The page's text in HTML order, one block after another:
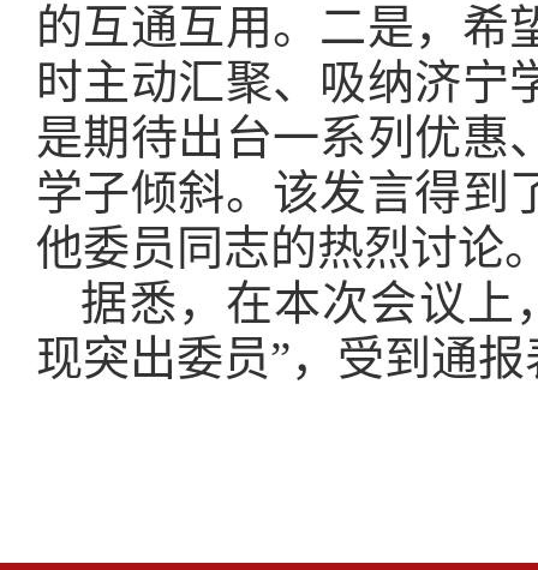
的互通互用。二是，希
时主动汇聚、吸纳济宁
是期待出台一系列优惠
学子倾斜。该发言得到
他委员同志的热烈讨论
据悉，在本次会议上
现突出委员”，受到通